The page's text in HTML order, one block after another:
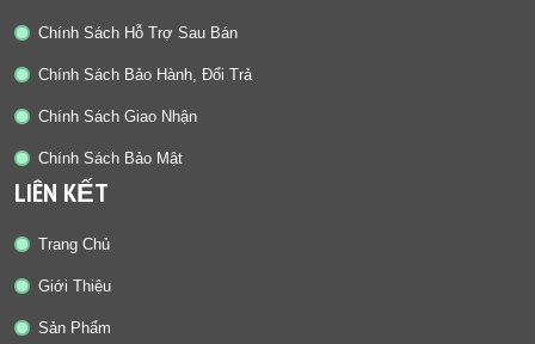
Chính Sách Hỗ Trợ Sau Bán
Chính Sách Bảo Hành, Đổi Trả
Chính Sách Giao Nhận
Chính Sách Bảo Mật
LIÊN KẾT
Trang Chủ
Giới Thiệu
Sản Phẩm